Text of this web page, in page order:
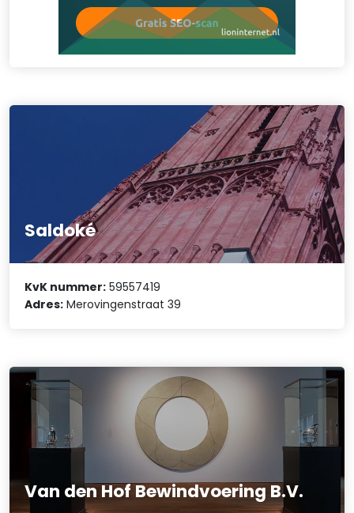
Saldoké
KvK nummer: 59557419
Adres: Merovingenstraat 39
Van den Hof Bewindvoering B.V.